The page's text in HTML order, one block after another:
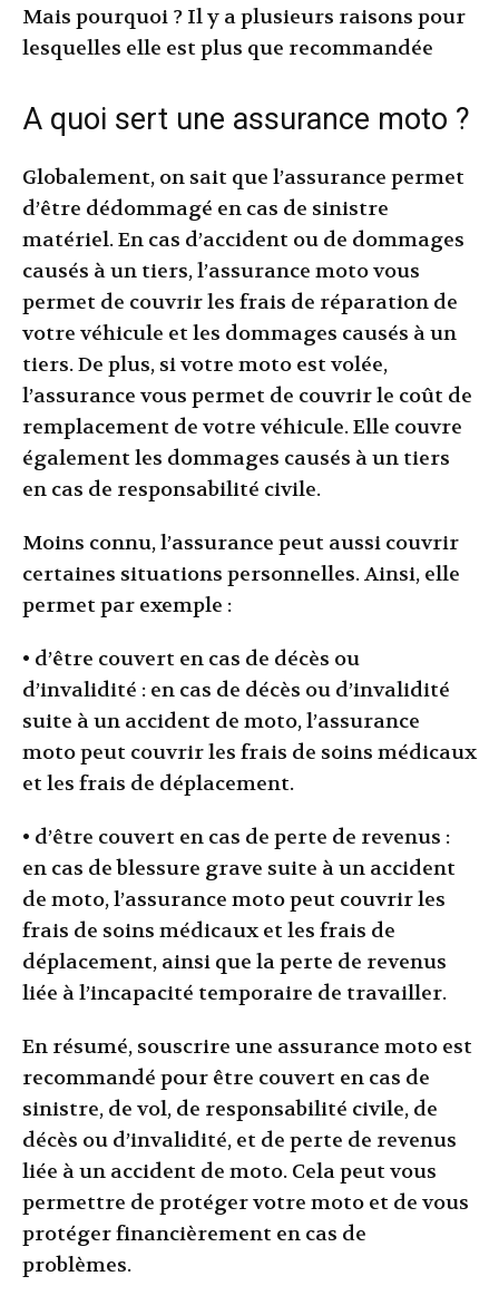
Mais pourquoi ? Il y a plusieurs raisons pour
lesquelles elle est plus que recommandée
A quoi sert une assurance moto ?
Globalement, on sait que l’assurance permet
d’être dédommagé en cas de sinistre
matériel. En cas d’accident ou de dommages
causés à un tiers, l’assurance moto vous
permet de couvrir les frais de réparation de
votre véhicule et les dommages causés à un
tiers. De plus, si votre moto est volée,
l’assurance vous permet de couvrir le coût de
remplacement de votre véhicule. Elle couvre
également les dommages causés à un tiers
en cas de responsabilité civile.
Moins connu, l’assurance peut aussi couvrir
certaines situations personnelles. Ainsi, elle
permet par exemple :
• d’être couvert en cas de décès ou
d’invalidité : en cas de décès ou d’invalidité
suite à un accident de moto, l’assurance
moto peut couvrir les frais de soins médicaux
et les frais de déplacement.
• d’être couvert en cas de perte de revenus :
en cas de blessure grave suite à un accident
de moto, l’assurance moto peut couvrir les
frais de soins médicaux et les frais de
déplacement, ainsi que la perte de revenus
liée à l’incapacité temporaire de travailler.
En résumé, souscrire une assurance moto est
recommandé pour être couvert en cas de
sinistre, de vol, de responsabilité civile, de
décès ou d’invalidité, et de perte de revenus
liée à un accident de moto. Cela peut vous
permettre de protéger votre moto et de vous
protéger financièrement en cas de
problèmes.